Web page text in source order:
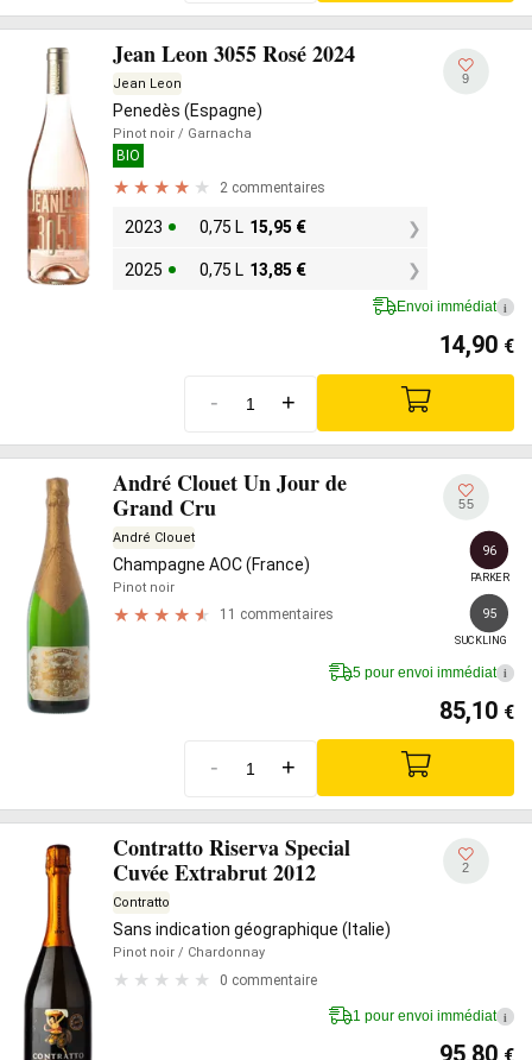
Jean Leon 3055 Rosé 2024
Jean Leon
Penedès (Espagne)
Pinot noir / Garnacha
BIO
2 commentaires
2023 0,75 L 15,95 €
2025 0,75 L 13,85 €
9
Envoi immédiat i
14,90 €
- +
André Clouet Un Jour de
Grand Cru
André Clouet
Champagne AOC (France)
Pinot noir
11 commentaires
55
96
PARKER
95
SUCKLING
5 pour envoi immédiat i
85,10 €
- +
Contratto Riserva Special
Cuvée Extrabrut 2012
Contratto
Sans indication géographique (Italie)
Pinot noir / Chardonnay
0 commentaire
2
1 pour envoi immédiat i
95,80